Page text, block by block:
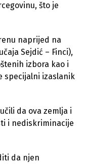
što je
naprijed na
Sejdić – Finci),
izbora kao i
specijalni izaslanik
da ova zemlja i
i nediskriminacije
da njen